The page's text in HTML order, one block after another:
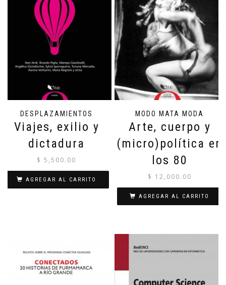
DESPLAZAMIENTOS
Viajes, exilio y
dictadura
$ 5,500.00
AGREGAR AL CARRITO
MODO MATA MODA
Arte, cuerpo y
(micro)política en
los 80
$ 12,000.00
AGREGAR AL CARRITO